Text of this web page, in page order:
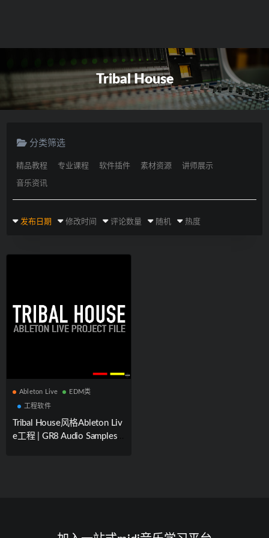
Tribal House
分类筛选
精品教程 专业课程 软件插件 素材资源 讲师展示
音乐资讯
发布日期 修改时间 评论数量 随机 热度
Ableton Live EDM类
工程软件
Tribal House风格Ableton Liv
e工程 | GR8 Audio Samples T